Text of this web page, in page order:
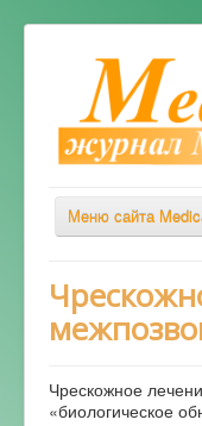
Меню сайта
Весь Медикал
Симптомы
Диагностика
Чрескожное
«биологическое